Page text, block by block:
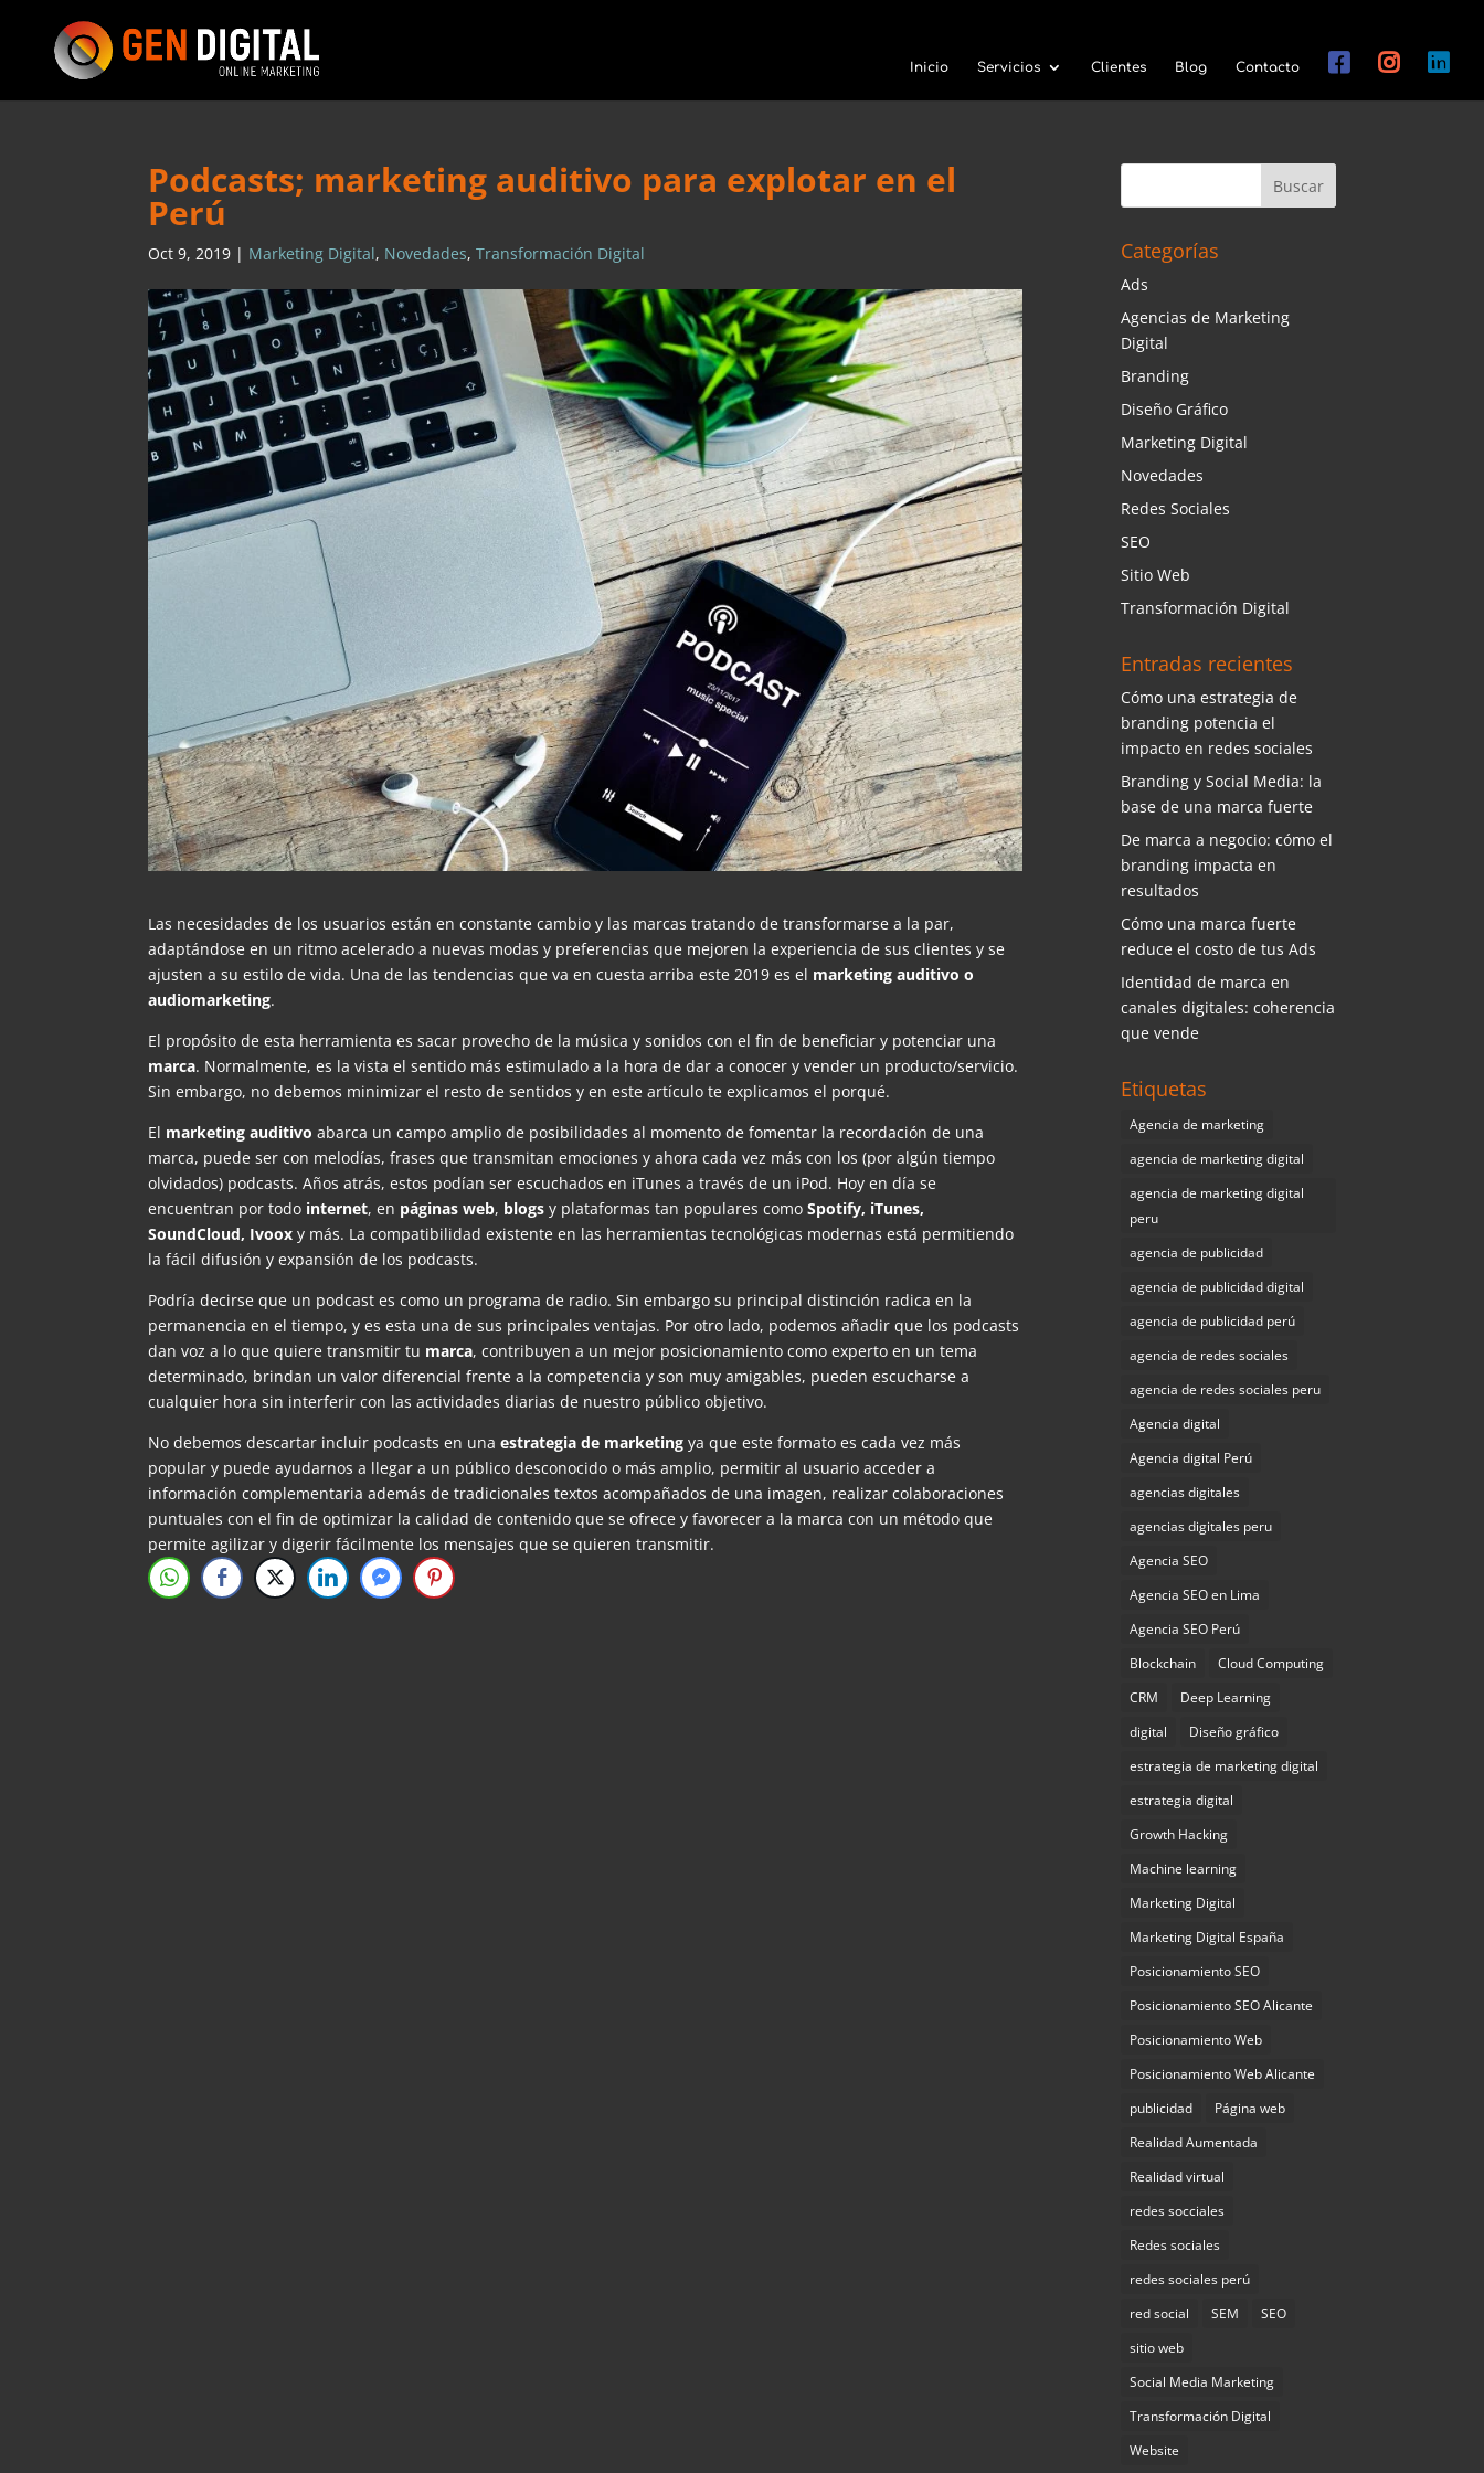
Inicio Servicios Clientes Blog Contacto
Podcasts; marketing auditivo para explotar en el
Perú
Oct 9, 2019 | Marketing Digital, Novedades,Transformación Digital
Las necesidades de los usuarios están en constante cambio y las marcas tratando de transformarse a la par,
adaptándose en un ritmo acelerado a nuevas modas y preferencias que mejoren la experiencia de sus clientes y se
ajusten a su estilo de vida. Una de las tendencias que va en cuesta arriba este 2019 es el marketing auditivo o
audiomarketing.
El propósito de esta herramienta es sacar provecho de la música y sonidos con el fin de beneficiar y potenciar una
marca. Normalmente, es la vista el sentido más estimulado a la hora de dar a conocer y vender un producto/servicio.
Sin embargo, no debemos minimizar el resto de sentidos y en este artículo te explicamos el porqué.
El marketing auditivo abarca un campo amplio de posibilidades al momento de fomentar la recordación de una
marca, puede ser con melodías, frases que transmitan emociones y ahora cada vez más con los (por algún tiempo
olvidados) podcasts. Años atrás, estos podían ser escuchados en iTunes a través de un iPod. Hoy en día se
encuentran por todo internet, en páginas web, blogs y plataformas tan populares comoSpotify, iTunes,
SoundCloud, Ivoox y más. La compatibilidad existente en las herramientas tecnológicas modernas está permitiendo
la fácil difusión y expansión de los podcasts.
Podría decirse que un podcast es como un programa de radio. Sin embargo su principal distinción radica en la
permanencia en el tiempo, y es esta una de sus principales ventajas. Por otro lado, podemos añadir que los podcasts
dan voz a lo que quiere transmitir tu marca, contribuyen a un mejor posicionamiento como experto en un tema
determinado, brindan un valor diferencial frente a la competencia y son muy amigables, pueden escucharse a
cualquier hora sin interferir con las actividades diarias de nuestro público objetivo.
No debemos descartar incluir podcasts en unaestrategia de marketingya que este formato es cada vez más
popular y puede ayudarnos a llegar a un público desconocido o más amplio, permitir al usuario acceder a
información complementaria además de tradicionales textos acompañados de una imagen, realizar colaboraciones
puntuales con el fin de optimizar la calidad de contenido que se ofrece y favorecer a la marca con un método que
permite agilizar y digerir fácilmente los mensajes que se quieren transmitir.
Categorías
Ads
Agencias de Marketing
Digital
Branding
Diseño Gráfico
Marketing Digital
Novedades
Redes Sociales
SEO
Sitio Web
Transformación Digital
Entradas recientes
Cómo una estrategia de
branding potencia el
impacto en redes sociales
Branding y Social Media: la
base de una marca fuerte
De marca a negocio: cómo el
branding impacta en
resultados
Cómo una marca fuerte
reduce el costo de tus Ads
Identidad de marca en
canales digitales: coherencia
que vende
Etiquetas
Agencia de marketing
agencia de marketing digital
agencia de marketing digital
peru
agencia de publicidad
agencia de publicidad digital
agencia de publicidad perú
agencia de redes sociales
agencia de redes sociales peru
Agencia digital
Agencia digital Perú
agencias digitales
agencias digitales peru
Agencia SEO
Agencia SEO en Lima
Agencia SEO Perú
Blockchain
Cloud Computing
CRM
Deep Learning
digital
Diseño gráfico
estrategia de marketing digital
estrategia digital
Growth Hacking
Machine learning
Marketing Digital
Marketing Digital España
Posicionamiento SEO
Posicionamiento SEO Alicante
Posicionamiento Web
Posicionamiento Web Alicante
publicidad
Página web
Realidad Aumentada
Realidad virtual
redes socciales
Redes sociales
redes sociales perú
red social
SEM
SEO
sitio web
Social Media Marketing
Transformación Digital
Website